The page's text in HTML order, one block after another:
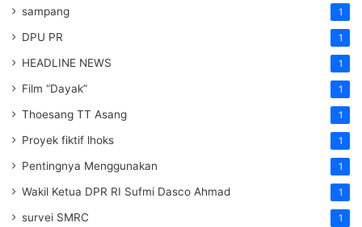
sampang 1
DPU PR 1
HEADLINE NEWS 1
Film “Dayak” 1
Thoesang TT Asang 1
Proyek fiktif lhoks 1
Pentingnya Menggunakan 1
Wakil Ketua DPR RI Sufmi Dasco Ahmad 1
survei SMRC 1